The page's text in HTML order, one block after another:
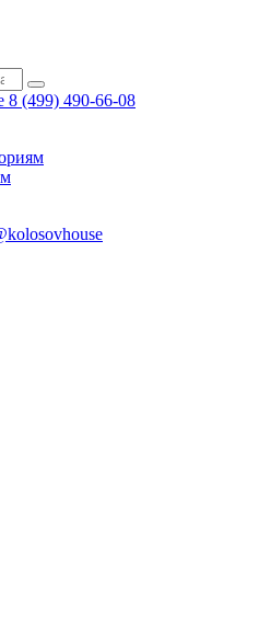
8 (499) 490-66-08